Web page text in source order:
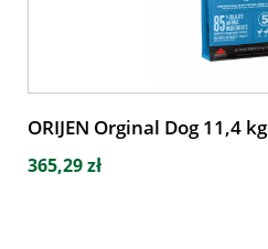
ORIJEN Orginal Dog 11,4 kg
365,29 zł